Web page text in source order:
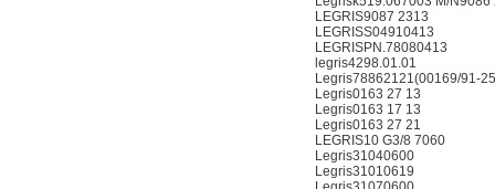
LEGRIS9087 2313
LEGRISS04910413
LEGRISPN.78080413
legris4298.01.01
Legris78862121(00169/91-
Legris0163 27 13
Legris0163 17 13
Legris0163 27 21
LEGRIS10 G3/8 7060
Legris31040600
Legris31010619